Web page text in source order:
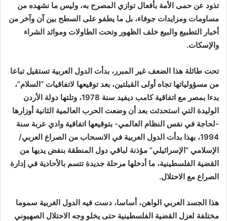
تذود عن حمى الأمة بأفعال توازي المصرح به، وليس ما نشهده من
مساومات ومزايدات جوفاء، بل ما يطفو على السطح بين آن وآخر من
أخبار التطبيع والبيع خلف الظهور وتحت الطاولات وموائد الشراء
والإسكات.
تحت طائلة هذا الضعف غير المبرر، بدأت الدول العربية تستقيل تباعا
من مسؤولياتها تجاه أولى القبلتين، بعد توقيعها لاتفاقيات “السلام”،
بدءا بمصر مع اتفاقية كامب ديفيد سنة 1978، وتلتها دولة الأردن
الوليدة التي استحدثت بعد أن وضعت الحرب العالمية الثانية أوزارها
-لحاجة في نفس النظام العالمي- بتوقيعها اتفاقية وادي عربة سنة
1994، بهذا بدأت الدول العربية في الانسحاب من الصراع العربي/
الإسلامي “الإسرائيلي” مؤذنة لباقي دول المنطقة بنفض يديها من
القضية الفلسطينية، ما أدخلها مرحلة جديدة تتسم بالأحادية في إدارة
الصراع مع الاحتلال.
هذا الجسد العربي الواهن، أساسا، دست فيه الدول الغربية سموما
مختلفة لعزل القضية الفلسطينية حتى يخلو وجه الاحتلال الصهيوني